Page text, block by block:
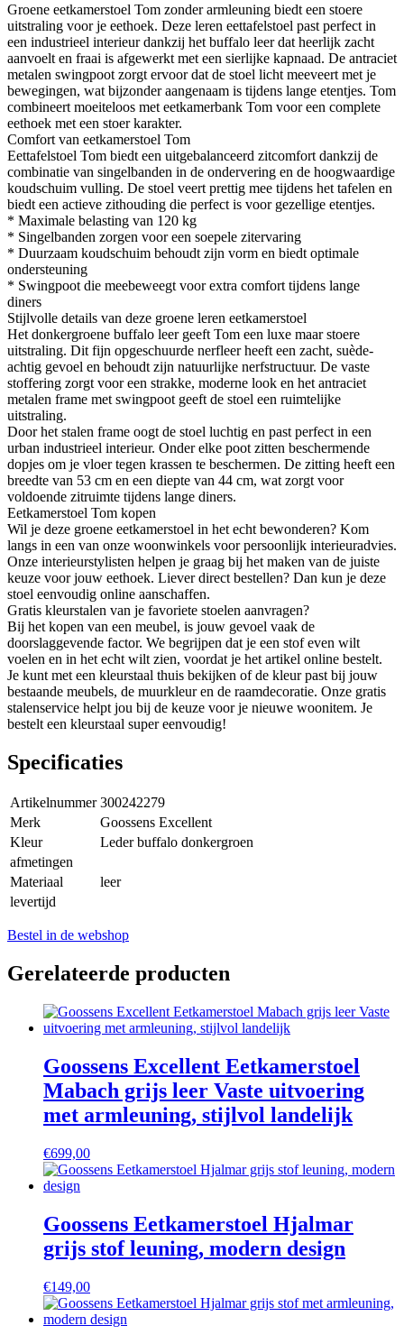
Groene eetkamerstoel Tom zonder armleuning biedt een stoere
uitstraling voor je eethoek. Deze leren eettafelstoel past perfect in
een industrieel interieur dankzij het buffalo leer dat heerlijk zacht
aanvoelt en fraai is afgewerkt met een sierlijke kapnaad. De antraciet
metalen swingpoot zorgt ervoor dat de stoel licht meeveert met je
bewegingen, wat bijzonder aangenaam is tijdens lange etentjes. Tom
combineert moeiteloos met eetkamerbank Tom voor een complete
eethoek met een stoer karakter.
Comfort van eetkamerstoel Tom
Eettafelstoel Tom biedt een uitgebalanceerd zitcomfort dankzij de
combinatie van singelbanden in de ondervering en de hoogwaardige
koudschuim vulling. De stoel veert prettig mee tijdens het tafelen en
biedt een actieve zithouding die perfect is voor gezellige etentjes.
* Maximale belasting van 120 kg
* Singelbanden zorgen voor een soepele zitervaring
* Duurzaam koudschuim behoudt zijn vorm en biedt optimale
ondersteuning
* Swingpoot die meebeweegt voor extra comfort tijdens lange
diners
Stijlvolle details van deze groene leren eetkamerstoel
Het donkergroene buffalo leer geeft Tom een luxe maar stoere
uitstraling. Dit fijn opgeschuurde nerfleer heeft een zacht, suède-
achtig gevoel en behoudt zijn natuurlijke nerfstructuur. De vaste
stoffering zorgt voor een strakke, moderne look en het antraciet
metalen frame met swingpoot geeft de stoel een ruimtelijke
uitstraling.
Door het stalen frame oogt de stoel luchtig en past perfect in een
urban industrieel interieur. Onder elke poot zitten beschermende
dopjes om je vloer tegen krassen te beschermen. De zitting heeft een
breedte van 53 cm en een diepte van 44 cm, wat zorgt voor
voldoende zitruimte tijdens lange diners.
Eetkamerstoel Tom kopen
Wil je deze groene eetkamerstoel in het echt bewonderen? Kom
langs in een van onze woonwinkels voor persoonlijk interieuradvies.
Onze interieurstylisten helpen je graag bij het maken van de juiste
keuze voor jouw eethoek. Liever direct bestellen? Dan kun je deze
stoel eenvoudig online aanschaffen.
Gratis kleurstalen van je favoriete stoelen aanvragen?
Bij het kopen van een meubel, is jouw gevoel vaak de
doorslaggevende factor. We begrijpen dat je een stof even wilt
voelen en in het echt wilt zien, voordat je het artikel online bestelt.
Je kunt met een kleurstaal thuis bekijken of de kleur past bij jouw
bestaande meubels, de muurkleur en de raamdecoratie. Onze gratis
stalenservice helpt jou bij de keuze voor je nieuwe woonitem. Je
bestelt een kleurstaal super eenvoudig!
Specificaties
Artikelnummer 300242279
Merk
Goossens Excellent
Kleur
Leder buffalo donkergroen
afmetingen
Materiaal
leer
levertijd
Bestel in de webshop
Gerelateerde producten
Goossens Excellent Eetkamerstoel
Mabach grijs leer Vaste uitvoering
met armleuning, stijlvol landelijk
€699,00
Goossens Eetkamerstoel Hjalmar
grijs stof leuning, modern design
€149,00